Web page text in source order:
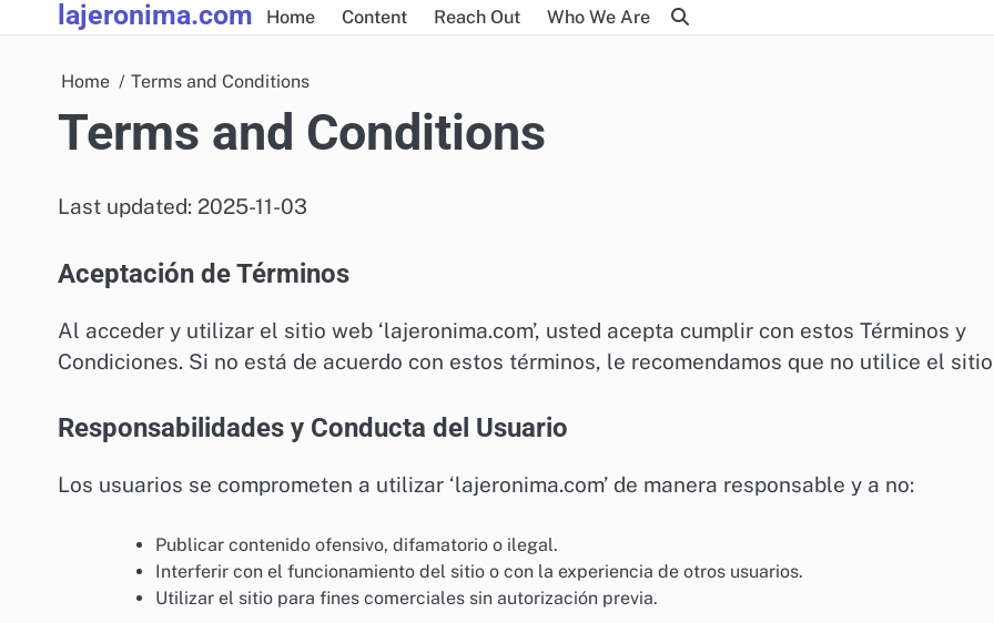
to
lajeronima.com Home Content Reach Out Who We Are
Home Terms and Conditions
Terms and Conditions
Last updated: 2025-11-03
Aceptación de Términos
Al acceder y utilizar el sitio web ‘lajeronima.com’, usted acepta cumplir con estos Términos y
Condiciones. Si no está de acuerdo con estos términos, le recomendamos que no utilice el
Responsabilidades y Conducta del Usuario
Los usuarios se comprometen a utilizar ‘lajeronima.com’ de manera responsable y a no:
Publicar contenido ofensivo, difamatorio o ilegal.
Interferir con el funcionamiento del sitio o con la experiencia de otros usuarios.
Utilizar el sitio para fines comerciales sin autorización previa.